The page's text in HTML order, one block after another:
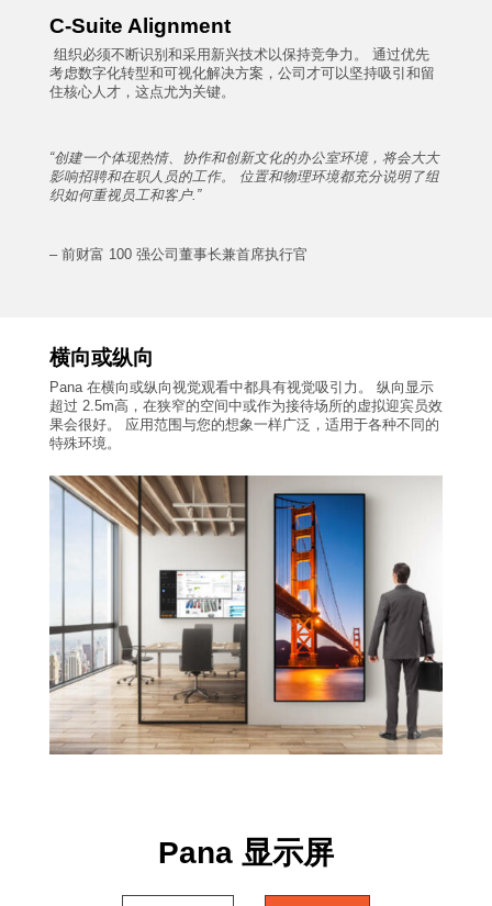
C-Suite Alignment
组织必须不断识别和采用新兴技术以保持竞争力。 通过优先
考虑数字化转型和可视化解决方案，公司才可以坚持吸引和留
住核心人才，这点尤为关键。
“创建一个体现热情、协作和创新文化的办公室环境，将会大大
影响招聘和在职人员的工作。 位置和物理环境都充分说明了组
织如何重视员工和客户.”
– 前财富 100 强公司董事长兼首席执行官
横向或纵向
Pana 在横向或纵向视觉观看中都具有视觉吸引力。 纵向显示
超过 2.5m高，在狭窄的空间中或作为接待场所的虚拟迎宾员效
果会很好。 应用范围与您的想象一样广泛，适用于各种不同的
特殊环境。
Pana 显示屏